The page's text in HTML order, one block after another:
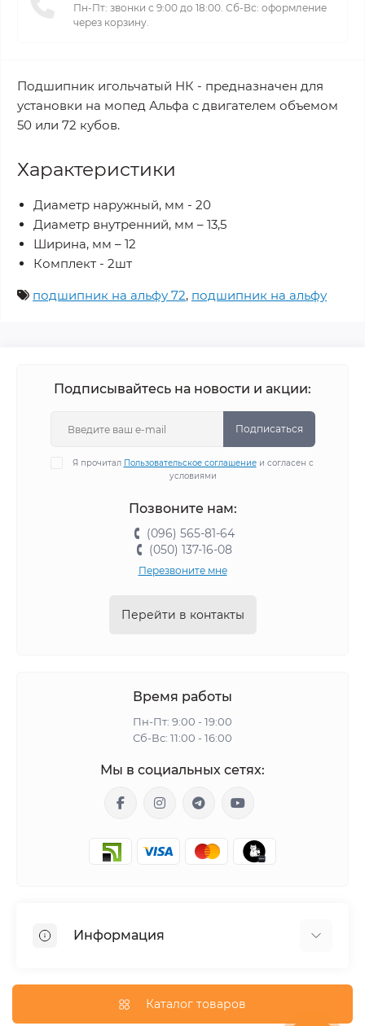
Пн-Пт: звонки с 9:00 до 18:00. Сб-Вс: оформление
через корзину.
Подшипник игольчатый НК - предназначен для
установки на мопед Альфа с двигателем объемом
50 или 72 кубов.
Характеристики
Диаметр наружный, мм - 20
Диаметр внутренний, мм – 13,5
Ширина, мм – 12
Комплект - 2шт
подшипник на альфу 72, подшипник на альфу
Подписывайтесь на новости и акции:
Подписаться
Я прочитал Пользовательское соглашениеи согласен с
условиями
Позвоните нам:
(096) 565-81-64
(050) 137-16-08
Перезвоните мне
Перейти в контакты
Время работы
Пн-Пт: 9:00 - 19:00
Сб-Вс: 11:00 - 16:00
Мы в социальных сетях:
Информация
Каталог товаров